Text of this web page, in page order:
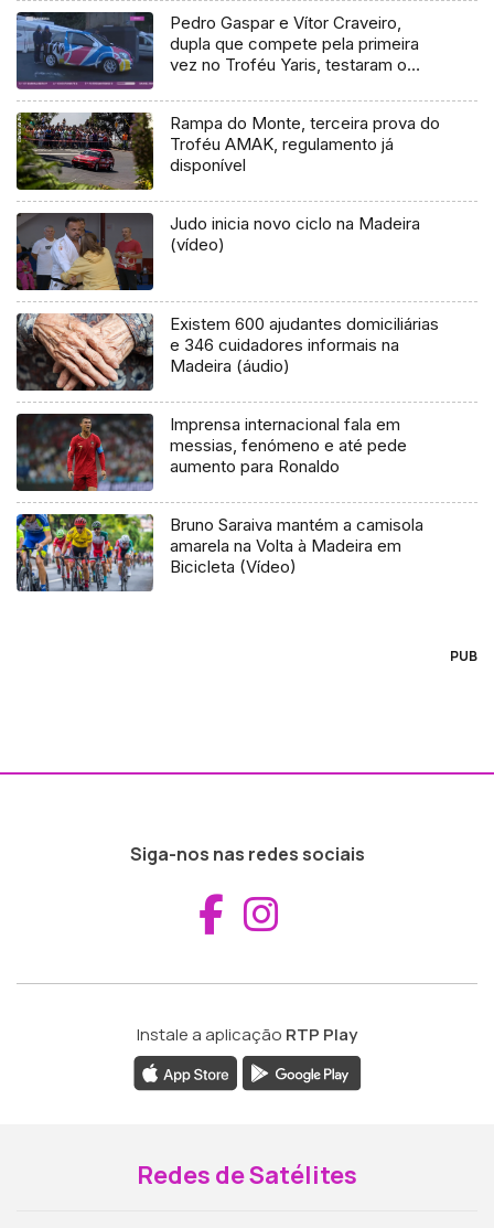
Pedro Gaspar e Vítor Craveiro,
dupla que compete pela primeira
vez no Troféu Yaris, testaram o
Rampa do Monte, terceira prova do
Troféu AMAK, regulamento já
disponível
Judo inicia novo ciclo na Madeira
(vídeo)
Existem 600 ajudantes domiciliárias
e 346 cuidadores informais na
Madeira (áudio)
Imprensa internacional fala em
messias, fenómeno e até pede
aumento para Ronaldo
Bruno Saraiva mantém a camisola
amarela na Volta à Madeira em
Bicicleta (Vídeo)
PUB
Siga-nos nas redes sociais
Aceder ao
Instale a aplicação RTP Play
Redes de Satélites